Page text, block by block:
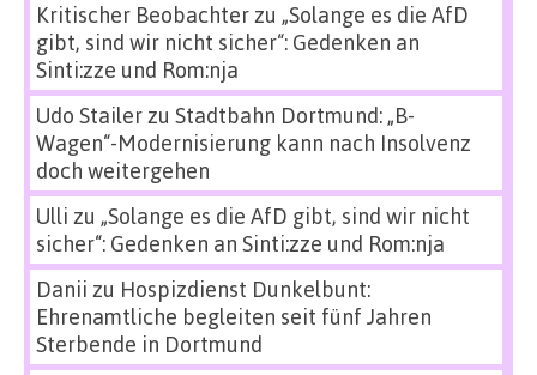
Kritischer Beobachterzu „Solange es die AfD
gibt, sind wir nicht sicher“: Gedenken an
Sinti:zze und Rom:nja
Udo Stailerzu Stadtbahn Dortmund: „B-
Wagen“-Modernisierung kann nach Insolvenz
doch weitergehen
Ulli zu „Solange es die AfD gibt, sind wir nicht
sicher“: Gedenken an Sinti:zze und Rom:nja
Danii zu Hospizdienst Dunkelbunt:
Ehrenamtliche begleiten seit fünf Jahren
Sterbende in Dortmund